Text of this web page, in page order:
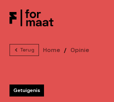
Terug Home Opinie
Getuigenis